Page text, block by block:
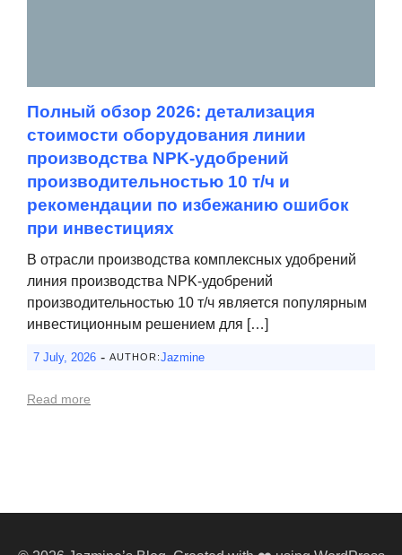
Полный обзор 2026: детализация
стоимости оборудования линии
производства NPK-удобрений
производительностью 10 т/ч и
рекомендации по избежанию ошибок
при инвестициях
В отрасли производства комплексных удобрений
линия производства NPK-удобрений
производительностью 10 т/ч является популярным
инвестиционным решением для […]
7 July, 2026 - AUTHOR:Jazmine
Read more